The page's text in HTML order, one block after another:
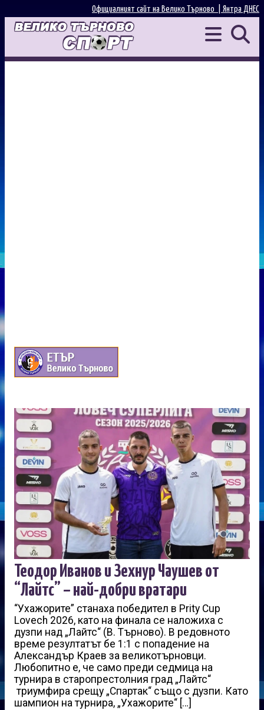
Янтра ДНЕС
Официалният сайт на Велико Търново |
Теодор Иванов и Зехнур Чаушев от
“Лайтс” – най-добри вратари
“Ухажорите” станаха победител в Prity Cup
Lovech 2026, като на финала се наложиха с
дузпи над „Лайтс“ (В. Търново). В редовното
време резултатът бе 1:1 с попадение на
Александър Краев за великотърновци.
Любопитно е, че само преди седмица на
турнира в старопрестолния град „Лайтс“
триумфира срещу „Спартак“ също с дузпи. Като
шампион на турнира, „Ухажорите“ […]